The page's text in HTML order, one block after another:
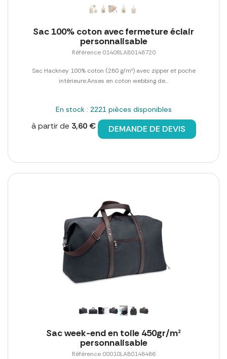
Sac 100% coton avec fermeture éclair
personnalisable
Référence 01408LAB0148720
Sac Hackney 100% coton (280 g/m²) avec zipper et poche
intérieure.Anses en coton webbing de...
En stock : 2221 pièces disponibles
à partir de 3,60 € DEMANDE DE DEVIS
Sac week-end en toile 450gr/m²
personnalisable
Référence 00010LAB0148486